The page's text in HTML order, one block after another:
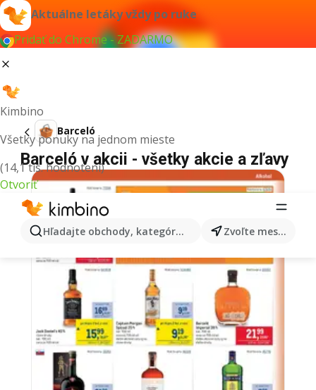
Aktuálne letáky vždy po ruke
Pridať do Chrome - ZADARMO
Kimbino
Všetky ponuky na jednom mieste
(14,1 tis. hodnotení)
Otvoriť
Hľadajte obchody, kategórie, produkty... Zvoľte mesto
Barceló
Barceló v akcii - všetky akcie a zľavy